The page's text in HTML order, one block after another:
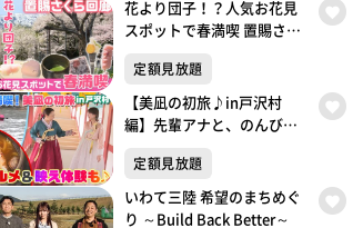
花より団子！？人気お花見
スポットで春満喫 置賜さく
定額見放題
【美凪の初旅♪in戸沢村
編】先輩アナと、のんびり
り」/「道の駅 高麗館」で韓
国グルメ＆映え体験！
定額見放題
いわて三陸 希望のまちめぐ
り ～Build Back Better～